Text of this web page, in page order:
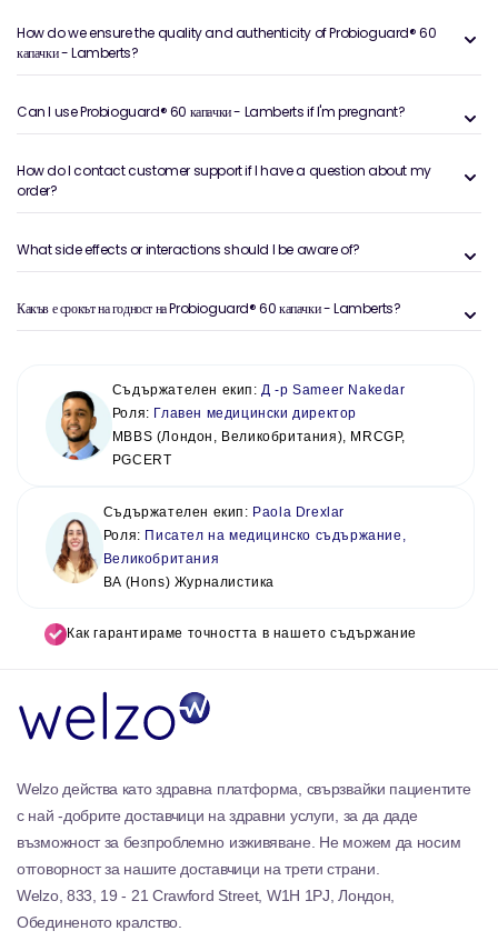
How do we ensure the quality and authenticity of Probioguard® 60
капачки - Lamberts?
Can I use Probioguard® 60 капачки - Lamberts if I'm pregnant?
How do I contact customer support if I have a question about my
order?
What side effects or interactions should I be aware of?
Какъв е срокът на годност на Probioguard® 60 капачки - Lamberts?
Съдържателен екип:Д -р Sameer Nakedar
Роля: Главен медицински директор
MBBS (Лондон, Великобритания), MRCGP,
PGCERT
Съдържателен екип: Paola Drexlar
Роля: Писател на медицинско съдържание,
Великобритания
BA (Hons) Журналистика
Как гарантираме точността в нашето съдържание
Welzo действа като здравна платформа, свързвайки пациентите
с най -добрите доставчици на здравни услуги, за да даде
възможност за безпроблемно изживяване. Не можем да носим
отговорност за нашите доставчици на трети страни.
Welzo, 833, 19 - 21 Crawford Street, W1H 1PJ, Лондон,
Обединеното кралство.